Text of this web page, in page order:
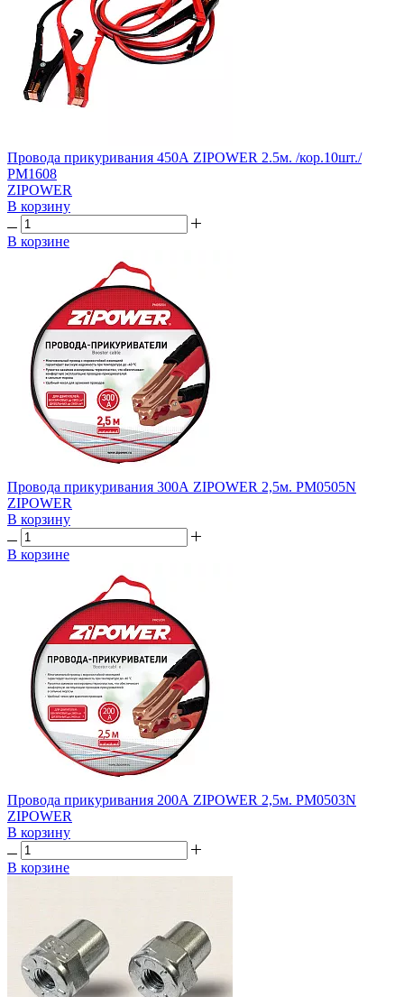
Провода прикуривания 450А ZIPOWER 2.5м. /кор.10шт./
PM1608
ZIPOWER
В корзину
В корзине
Провода прикуривания 300А ZIPOWER 2,5м. PM0505N
ZIPOWER
В корзину
В корзине
Провода прикуривания 200А ZIPOWER 2,5м. PM0503N
ZIPOWER
В корзину
В корзине